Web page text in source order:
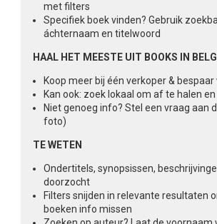
met filters
Specifiek boek vinden? Gebruik
áchternaam en titelwoord
HAAL HET MEESTE UIT BOOKS IN
Koop meer bij één verkoper &
Kan ook: zoek lokaal om af te halen
Niet genoeg info? Stel een vraag aan
foto)
TE WETEN
Ondertitels, synopsissen,
doorzocht
Filters snijden in relevante resultaten
boeken info missen